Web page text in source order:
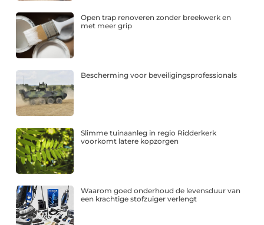
Open trap renoveren zonder breekwerk en
met meer grip
Bescherming voor beveiligingsprofessionals
Slimme tuinaanleg in regio Ridderkerk
voorkomt latere kopzorgen
Waarom goed onderhoud de levensduur van
een krachtige stofzuiger verlengt